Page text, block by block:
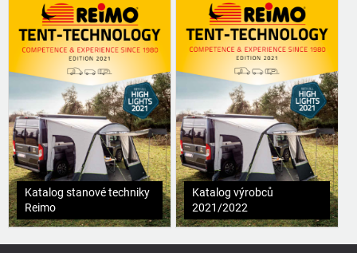
Katalog stanové techniky
Reimo
Katalog výrobců
2021/2022